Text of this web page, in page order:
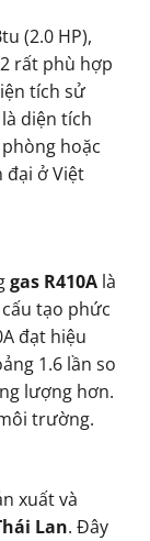
(2.0 HP),
rất phù hợp
tích sử
diện tích
hoặc
đại ở Việt
gas R410A là
tạo phức
đạt hiệu
1.6 lần so
lượng hơn.
trường.
xuất và
Lan. Đây